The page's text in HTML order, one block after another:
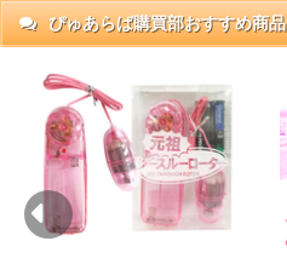
ぴゅあらば購買部おすすめ商品
Previous